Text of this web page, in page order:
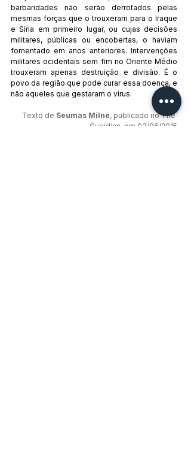
barbaridades não serão derrotados pelas
mesmas forças que o trouxeram para o Iraque
e Síria em primeiro lugar, ou cujas decisões
militares, públicas ou encobertas, o haviam
fomentado em anos anteriores. Intervenções
militares ocidentais sem fim no Oriente Médio
trouxeram apenas destruição e divisão. É o
povo da região que pode curar essa doença, e
não aqueles que gestaram o vírus.
Texto de Seumas Milne, publicado no The
Guardian, em 03/06/2015